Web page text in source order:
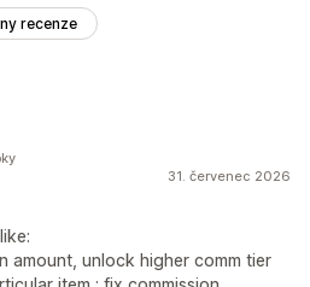
recenze
31. červenec 2026
amount, unlock higher comm tier